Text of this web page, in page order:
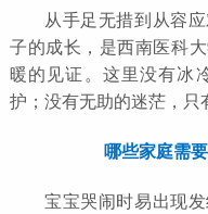
从手足无措到从容
子的成长，是西南医科
暖的见证。这里没有冰
护；没有无助的迷茫，只
哪些家庭需
宝宝哭闹时易出现